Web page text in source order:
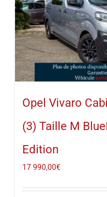
Opel Vivaro
(3) Taille M
Edition
17 990,00€